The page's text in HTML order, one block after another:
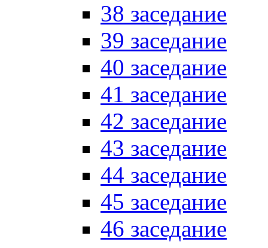
38 заседание
39 заседание
40 заседание
41 заседание
42 заседание
43 заседание
44 заседание
45 заседание
46 заседание